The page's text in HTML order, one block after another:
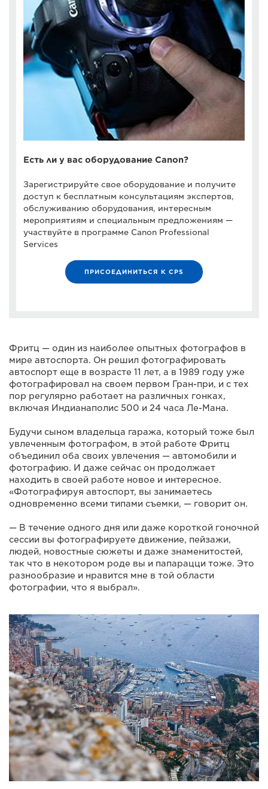
Есть ли у вас оборудование Canon?
Зарегистрируйте свое оборудование и получите
доступ к бесплатным консультациям экспертов,
обслуживанию оборудования, интересным
мероприятиям и специальным предложениям —
участвуйте в программе Canon Professional
Services
ПРИСОЕДИНИТЬСЯ К CPS
Фритц — один из наиболее опытных фотографов в
мире автоспорта. Он решил фотографировать
автоспорт еще в возрасте 11 лет, а в 1989 году уже
фотографировал на своем первом Гран-при, и с тех
пор регулярно работает на различных гонках,
включая Индианаполис 500 и 24 часа Ле-Мана.
Будучи сыном владельца гаража, который тоже был
увлеченным фотографом, в этой работе Фритц
объединил оба своих увлечения — автомобили и
фотографию. И даже сейчас он продолжает
находить в своей работе новое и интересное.
«Фотографируя автоспорт, вы занимаетесь
одновременно всеми типами съемки, — говорит он.
— В течение одного дня или даже короткой гоночной
сессии вы фотографируете движение, пейзажи,
людей, новостные сюжеты и даже знаменитостей,
так что в некотором роде вы и папарацци тоже. Это
разнообразие и нравится мне в той области
фотографии, что я выбрал».